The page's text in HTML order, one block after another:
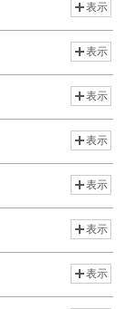
表示
表示
表示
表示
表示
表示
表示